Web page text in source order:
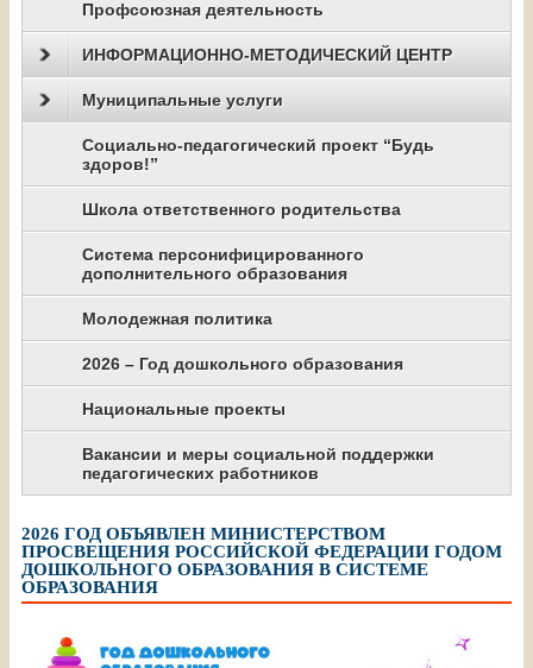
Профсоюзная деятельность
ИНФОРМАЦИОННО-МЕТОДИЧЕСКИЙ ЦЕНТР
Муниципальные услуги
Социально-педагогический проект “Будь
здоров!”
Школа ответственного родительства
Система персонифицированного
дополнительного образования
Молодежная политика
2026 – Год дошкольного образования
Национальные проекты
Вакансии и меры социальной поддержки
педагогических работников
2026 ГОД ОБЪЯВЛЕН МИНИСТЕРСТВОМ
ПРОСВЕЩЕНИЯ РОССИЙСКОЙ ФЕДЕРАЦИИ ГОДОМ
ДОШКОЛЬНОГО ОБРАЗОВАНИЯ В СИСТЕМЕ
ОБРАЗОВАНИЯ